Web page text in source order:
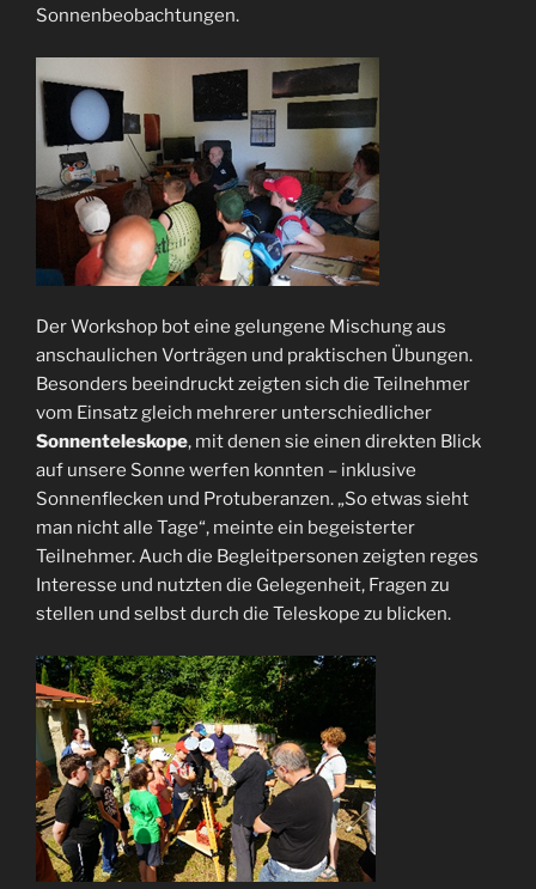
Sonnenbeobachtungen.
Der Workshop bot eine gelungene Mischung aus
anschaulichen Vorträgen und praktischen Übungen.
Besonders beeindruckt zeigten sich die Teilnehmer
vom Einsatz gleich mehrerer unterschiedlicher
Sonnenteleskope, mit denen sie einen direkten Blick
auf unsere Sonne werfen konnten – inklusive
Sonnenflecken und Protuberanzen. „So etwas sieht
man nicht alle Tage“, meinte ein begeisterter
Teilnehmer. Auch die Begleitpersonen zeigten reges
Interesse und nutzten die Gelegenheit, Fragen zu
stellen und selbst durch die Teleskope zu blicken.